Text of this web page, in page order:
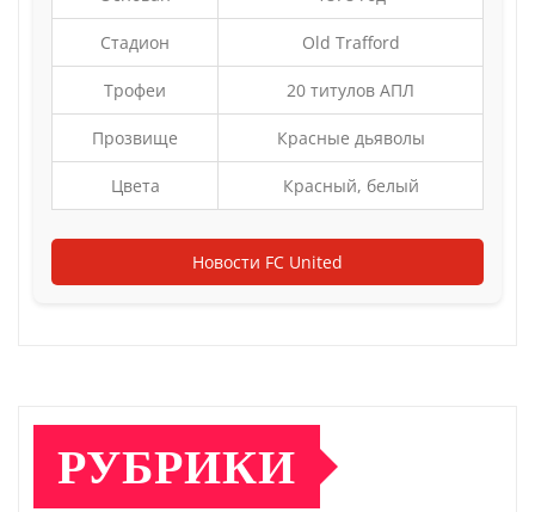
Стадион Old Trafford
Трофеи 20 титулов АПЛ
Прозвище Красные дьяволы
Цвета Красный, белый
Новости FC United
РУБРИКИ